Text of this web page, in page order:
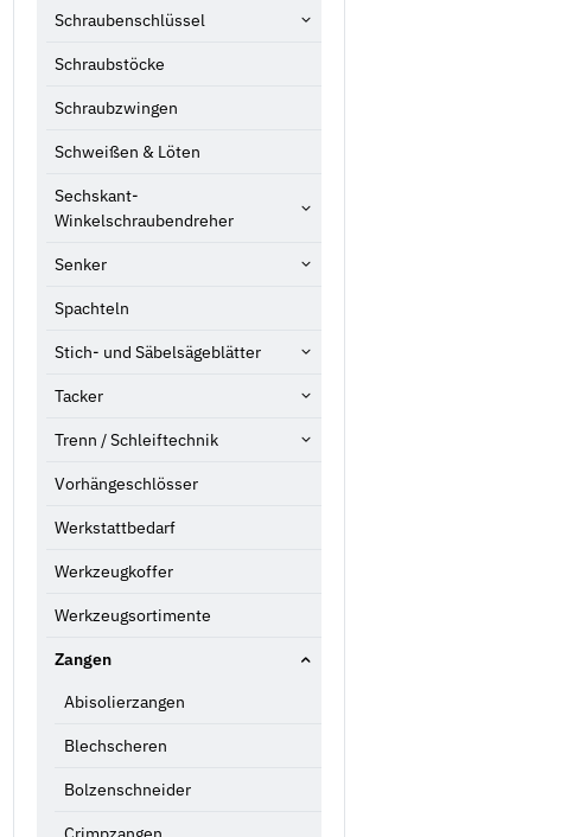
Schraubenschlüssel
Schraubstöcke
Schraubzwingen
Schweißen & Löten
Sechskant-
Winkelschraubendreher
Senker
Spachteln
Stich- und Säbelsägeblätter
Tacker
Trenn / Schleiftechnik
Vorhängeschlösser
Werkstattbedarf
Werkzeugkoffer
Werkzeugsortimente
Zangen
Abisolierzangen
Blechscheren
Bolzenschneider